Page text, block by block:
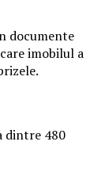
documente
imobilul a
dintre 480